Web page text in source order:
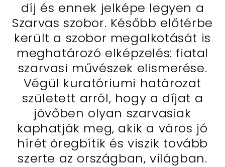
díj és ennek jelképe legyen a
Szarvas szobor. Később előtérbe
került a szobor megalkotását is
meghatározó elképzelés: fiatal
szarvasi művészek elismerése.
Végül kuratóriumi határozat
született arról, hogy a díjat a
jövőben olyan szarvasiak
kaphatják meg, akik a város jó
hírét öregbítik és viszik tovább
szerte az országban, világban.